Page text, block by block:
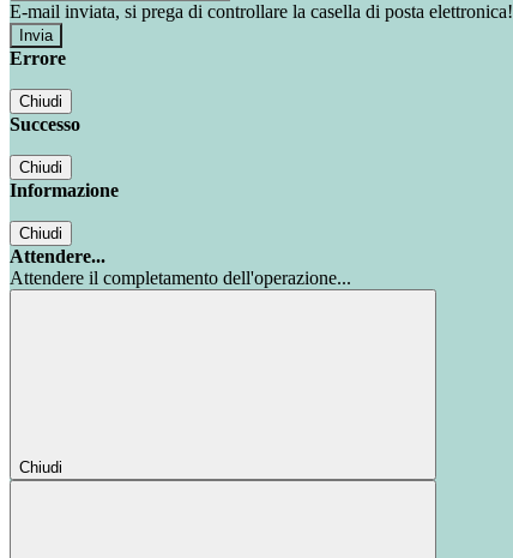
E-mail inviata, si prega di controllare la casella di posta elettronica!
Errore
Chiudi
Successo
Chiudi
Informazione
Chiudi
Attendere...
Attendere il completamento dell'operazione...
Chiudi